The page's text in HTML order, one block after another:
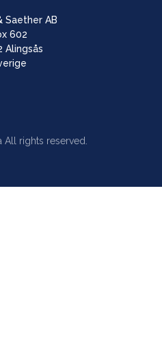
Saether AB
602
Alingsås
rights reserved.